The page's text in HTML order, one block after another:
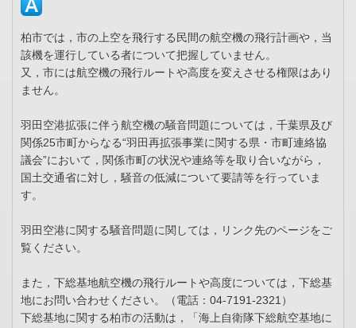
柏市では，市の上空を飛行する民間の航空機の飛行計画や，当
該機を運行している者について把握していません。
又，市には航空機の飛行ルートや高度を変えさせる権限はあり
ません。
羽田空港拡張に伴う航空機の騒音問題については，千葉県及び
関係25市町からなる“羽田再拡張事業に関する県・市町連絡協
議会”において，関係市町の状況や連絡等を取り合いながら，
国土交通省に対し，騒音の低減について要請等を行っていま
す。
羽田空港に関する騒音問題に関しては，リンク先のページをご
覧ください。
また，下総基地航空機の飛行ルートや高度については，下総基
地にお問い合わせください。（電話：04-7191-2321）
下総基地に関する柏市の活動は，「海上自衛隊下総航空基地に